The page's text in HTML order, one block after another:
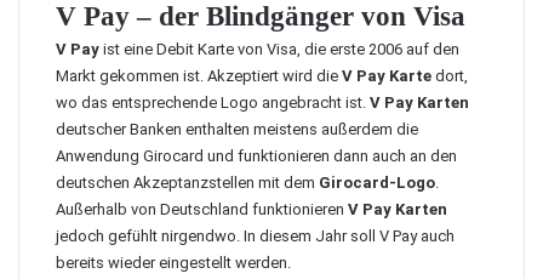
V Pay – der Blindgänger von Visa
V Pay ist eine Debit Karte von Visa, die erste 2006 auf den
Markt gekommen ist. Akzeptiert wird die V Pay Karte dort,
wo das entsprechende Logo angebracht ist. V Pay Karten
deutscher Banken enthalten meistens außerdem die
Anwendung Girocard und funktionieren dann auch an den
deutschen Akzeptanzstellen mit dem Girocard-Logo.
Außerhalb von Deutschland funktionieren V Pay Karten
jedoch gefühlt nirgendwo. In diesem Jahr soll V Pay auch
bereits wieder eingestellt werden.